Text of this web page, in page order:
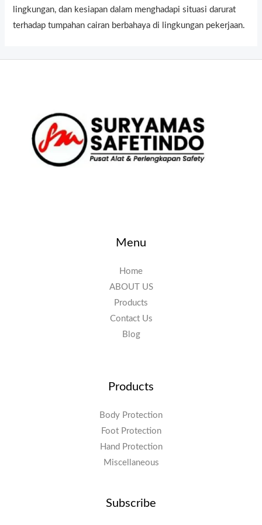
lingkungan, dan kesiapan dalam menghadapi situasi darurat
terhadap tumpahan cairan berbahaya di lingkungan pekerjaan.
Menu
Home
ABOUT US
Products
Contact Us
Blog
Products
Body Protection
Foot Protection
Hand Protection
Miscellaneous
Subscribe